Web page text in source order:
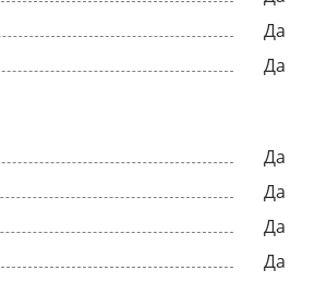
Да
Да
Да
Да
Да
Да